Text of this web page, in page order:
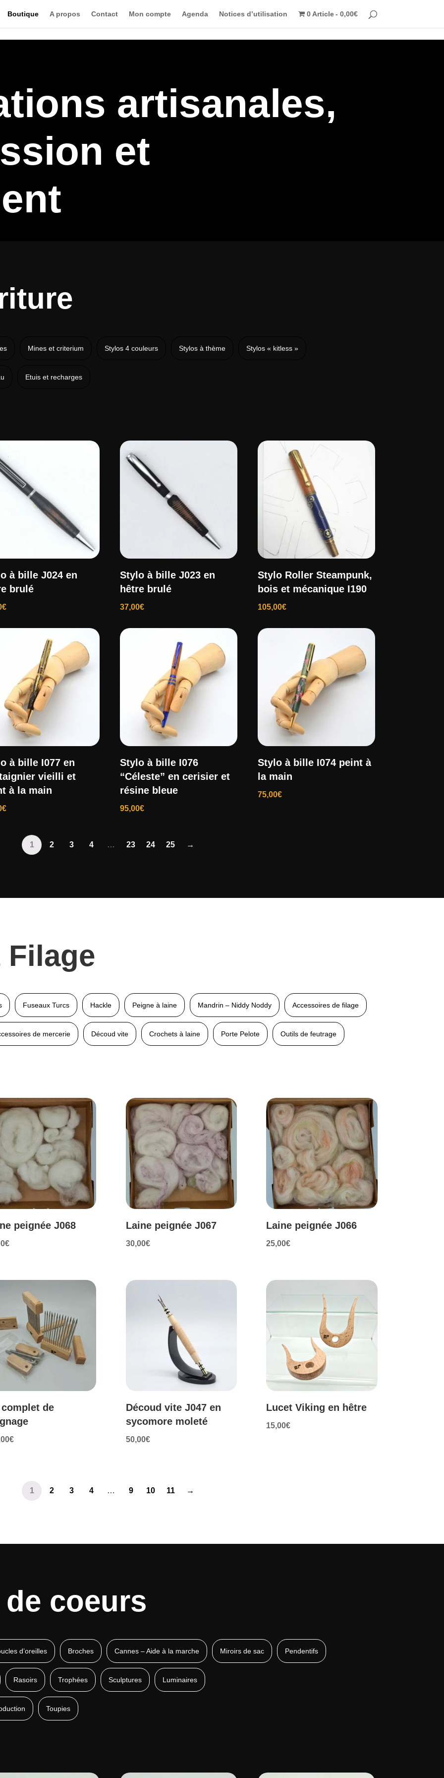
Boutique A propos Contact Mon compte Agenda Notices d’utilisation 0 Article 0,00€
artisanales,
et
Mines et criterium Stylos 4 couleurs Stylos à thème Stylos « kitless »
Etuis et recharges
à bille J024 en
brulé
€
Stylo à bille J023 en
hêtre brulé
37,00€
Stylo Roller Steampunk,
bois et mécanique I190
105,00€
à bille I077 en
vieilli et
à la main
€
Stylo à bille I076
“Céleste” en cerisier et
résine bleue
95,00€
Stylo à bille I074 peint à
la main
75,00€
1 2 3 4 … 23 24 25 →
Filage
Fuseaux Turcs Hackle Peigne à laine Mandrin – Niddy Noddy Accessoires de filage
de mercerie Découd vite Crochets à laine Porte Pelote Outils de feutrage
peignée J068
€
Laine peignée J067
30,00€
Laine peignée J066
25,00€
de
€
Découd vite J047 en
sycomore moleté
50,00€
Lucet Viking en hêtre
15,00€
1 2 3 4 … 9 10 11 →
coeurs
d’oreilles Broches Cannes – Aide à la marche Miroirs de sac Pendentifs
Rasoirs Trophées Sculptures Luminaires
Toupies